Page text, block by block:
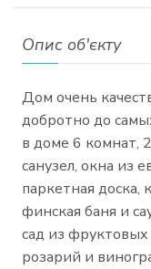
Опис об'єкту
Дом очень
добротно до
в доме 6 комнат,
санузел, окна из
паркетная доска,
финская баня и
сад из
розарий и